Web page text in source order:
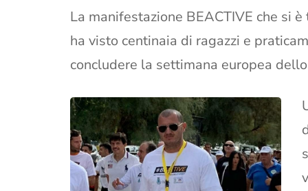
La manifestazione BEACTIVE che si
ha visto centinaia di ragazzi e
concludere la settimana europea